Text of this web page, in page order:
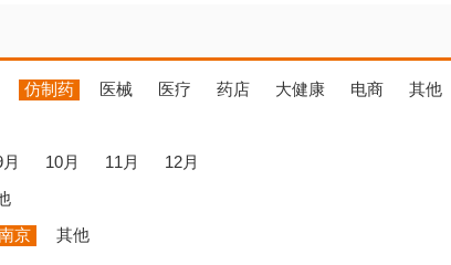
仿制药 医械 医疗 药店 大健康 电商
其他
10月 11月
12月
京
其他